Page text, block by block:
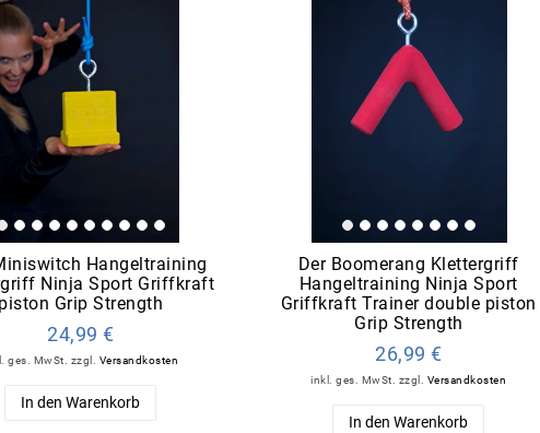
Hangeltraining
Ninja Sport Griffkraft
piston Grip Strength
24,99 €
ges. MwSt. zzgl. Versandkosten
In den Warenkorb
Der Boomerang Klettergriff
Hangeltraining Ninja Sport
Griffkraft Trainer double piston
Grip Strength
26,99 €
inkl. ges. MwSt. zzgl. Versandkosten
In den Warenkorb